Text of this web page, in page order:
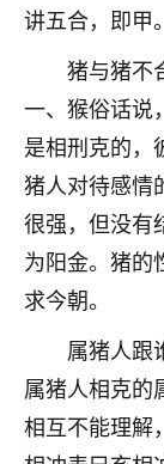
讲五合，即甲。
猪与猪不
一、猴俗话说
是相刑克的，
猪人对待感情
很强，但没有
为阳金。猪的
求今朝。
属猪人跟
属猪人相克的
相互不能理解
金白水清
我也想找
鹿森：
1天前 来自
青春168
我也想要
2天前 来自
老师做不
刚去世了
七零老